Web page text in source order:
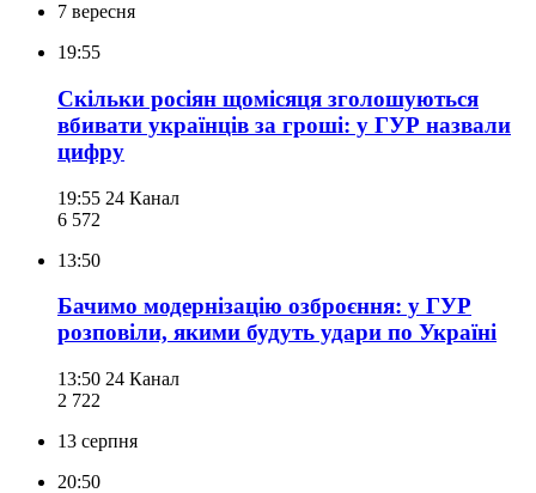
7 вересня
19:55
Скільки росіян щомісяця зголошуються
вбивати українців за гроші: у ГУР назвали
цифру
19:55 24 Канал
6 572
13:50
Бачимо модернізацію озброєння: у ГУР
розповіли, якими будуть удари по Україні
13:50 24 Канал
2 722
13 серпня
20:50